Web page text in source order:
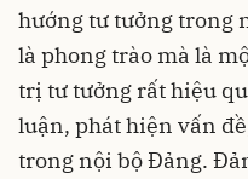
hướng tư tưởng trong
là phong trào mà là
trị tư tưởng rất hiệu
luận, phát hiện vấn
trong nội bộ Đảng.